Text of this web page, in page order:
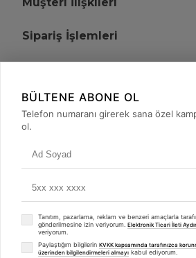
Sipariş İşlemleri
+90 (850) 473
BÜLTENE ABONE OL
Telefon numaranı girerek sana özel
ol.
Tanıtım, pazarlama, reklam ve benzeri amaçlarla
gönderilmesine izin veriyorum. Elektronik Ticari İleti
veriyorum.
Paylaştığım bilgilerin KVKK kapsamında tarafınızca
üzerinden bilgilendirmeleri almayı kabul ediyorum.